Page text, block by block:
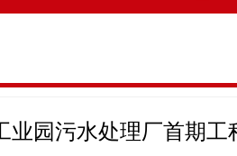
业园污水处理厂首期